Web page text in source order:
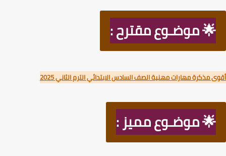
🌟 موضـوع مقترح :
مذكرة مهارات مهنية الصف السادس الابتدائي الترم الثاني 2025
🌟 موضـوع مميز :